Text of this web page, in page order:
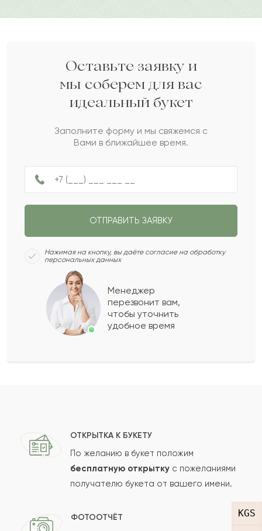
KGS
Д 2022-07-07
Данагуль
2022-06-10
Казиза
2022-06-05
Илияс
Нинель
А Адель
Вениамин
Показать еще
Ваш e-mail
Отзыв
Оставьте заявку и
мы соберем для вас
идеальный букет
Заполните форму и мы свяжемся с
Вами в ближайшее время.
ОТПРАВИТЬ ЗАЯВКУ
Нажимая на кнопку, вы даёте согласие на обработку
персональных данных
Менеджер
перезвонит вам,
чтобы уточнить
удобное время
ОТКРЫТКА К БУКЕТУ
По желанию в букет положим
бесплатную открытку с пожеланиями
получателю букета от вашего имени.
ФОТООТЧЁТ